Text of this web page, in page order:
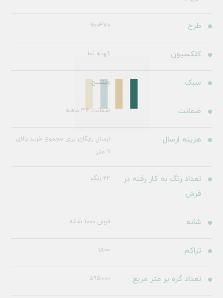
طرح 900470
کلکسیون کهنه نما
سبک وینتیج
ضمانت ضمانت 36 ماهه
هزینه ارسال
ارسال رایگان برای مجموع خرید بالای
9 متر
تعداد رنگ به کار رفته در
فرش
22 رنگ
شانه فرش 1000 شانه
تراکم 1800
تعداد گره بر متر مربع 595000